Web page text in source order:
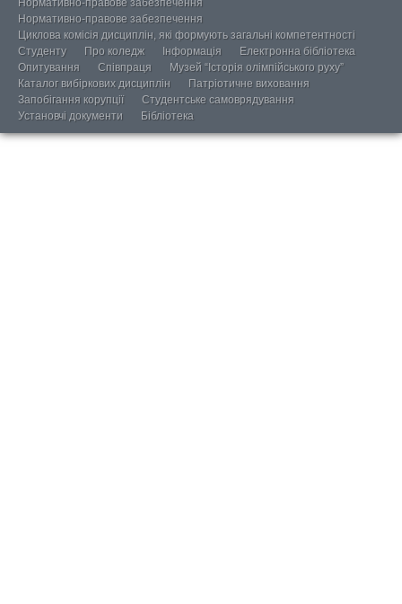
Нормативно-правове забезпечення
Нормативно-правове забезпечення
Циклова комісія дисциплін, які формують загальні компетентності
Студенту
Про коледж Інформація
Електронна бібліотека
Опитування
Співпраця
Музей “Історія олімпійського руху”
Каталог вибіркових дисциплін
Патріотичне виховання
Запобігання корупції
Студентське самоврядування
Установчі документи
Бібліотека